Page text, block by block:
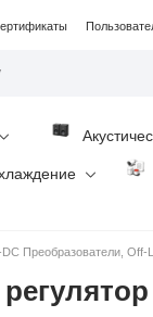
Преобразователи, Off-